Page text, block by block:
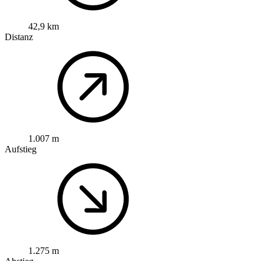
42,9 km
Distanz
1.007 m
Aufstieg
1.275 m